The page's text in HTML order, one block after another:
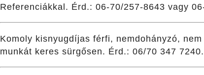
Referenciákkal. Érd.: 06-70/257-8643 vagy
Komoly kisnyugdíjas férfi, nemdohányzó,
munkát keres sürgősen. Érd.: 06/70 347 7240.